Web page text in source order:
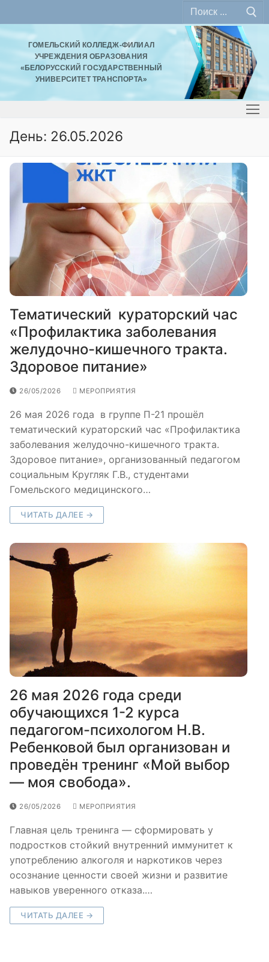
ГОМЕЛЬСКИЙ КОЛЛЕДЖ-ФИЛИАЛ
УЧРЕЖДЕНИЯ ОБРАЗОВАНИЯ
«БЕЛОРУССКИЙ ГОСУДАРСТВЕННЫЙ
УНИВЕРСИТЕТ ТРАНСПОРТА»
День: 26.05.2026
Тематический кураторский час
«Профилактика заболевания
желудочно-кишечного тракта.
Здоровое питание»
26/05/2026 МЕРОПРИЯТИЯ
26 мая 2026 года в группе П-21 прошёл
тематический кураторский час «Профилактика
заболевания желудочно-кишечного тракта.
Здоровое питание», организованный педагогом
социальным Кругляк Г.В., студентами
Гомельского медицинского…
ЧИТАТЬ ДАЛЕЕ →
26 мая 2026 года среди
обучающихся 1-2 курса
педагогом-психологом Н.В.
Ребенковой был организован и
проведён тренинг «Мой выбор
— моя свобода».
26/05/2026 МЕРОПРИЯТИЯ
Главная цель тренинга — сформировать у
подростков стойкий внутренний иммунитет к
употреблению алкоголя и наркотиков через
осознание ценности своей жизни и развитие
навыков уверенного отказа.…
ЧИТАТЬ ДАЛЕЕ →